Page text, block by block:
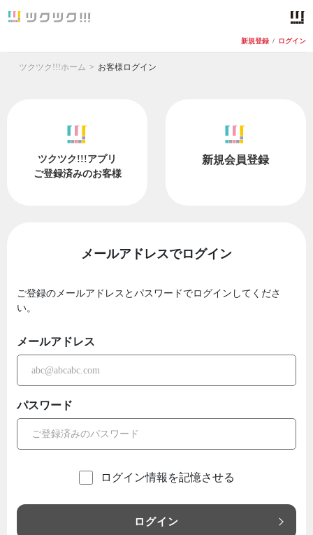
新規登録 / ログイン
ツクツク!!!ホーム お客様ログイン
ツクツク!!!アプリ
ご登録済みのお客様
新規会員登録
メールアドレスでログイン
ご登録のメールアドレスとパスワードでログインしてくださ
い。
メールアドレス
パスワード
ログイン情報を記憶させる
ログイン